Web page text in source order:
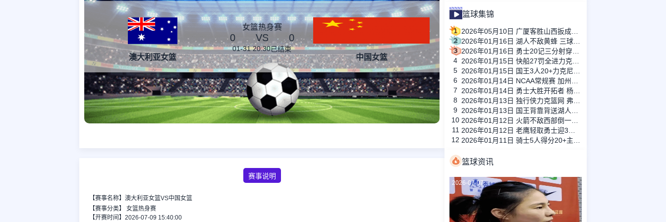
澳大利亚女篮
女篮热身赛
0 VS 0
01-31 20:30已结束
中国女篮
赛事说明
【赛事名称】澳大利亚女篮VS中国女篮
【赛事分类】 女篮热身赛
【开赛时间】2026-07-09 15:40:00
篮球集锦
1
2
3
4
5
6
7
8
9
10
11
12
篮球资讯
2026-07-07